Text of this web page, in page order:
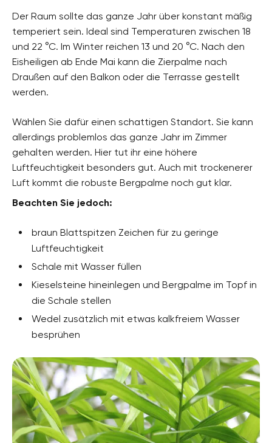
Der Raum sollte das ganze Jahr über konstant mäßig
temperiert sein. Ideal sind Temperaturen zwischen 18
und 22 °C. Im Winter reichen 13 und 20 °C. Nach den
Eisheiligen ab Ende Mai kann die Zierpalme nach
Draußen auf den Balkon oder die Terrasse gestellt
werden.
Wählen Sie dafür einen schattigen Standort. Sie kann
allerdings problemlos das ganze Jahr im Zimmer
gehalten werden. Hier tut ihr eine höhere
Luftfeuchtigkeit besonders gut. Auch mit trockenerer
Luft kommt die robuste Bergpalme noch gut klar.
Beachten Sie jedoch:
braun Blattspitzen Zeichen für zu geringe
Luftfeuchtigkeit
Schale mit Wasser füllen
Kieselsteine hineinlegen und Bergpalme im Topf in
die Schale stellen
Wedel zusätzlich mit etwas kalkfreiem Wasser
besprühen